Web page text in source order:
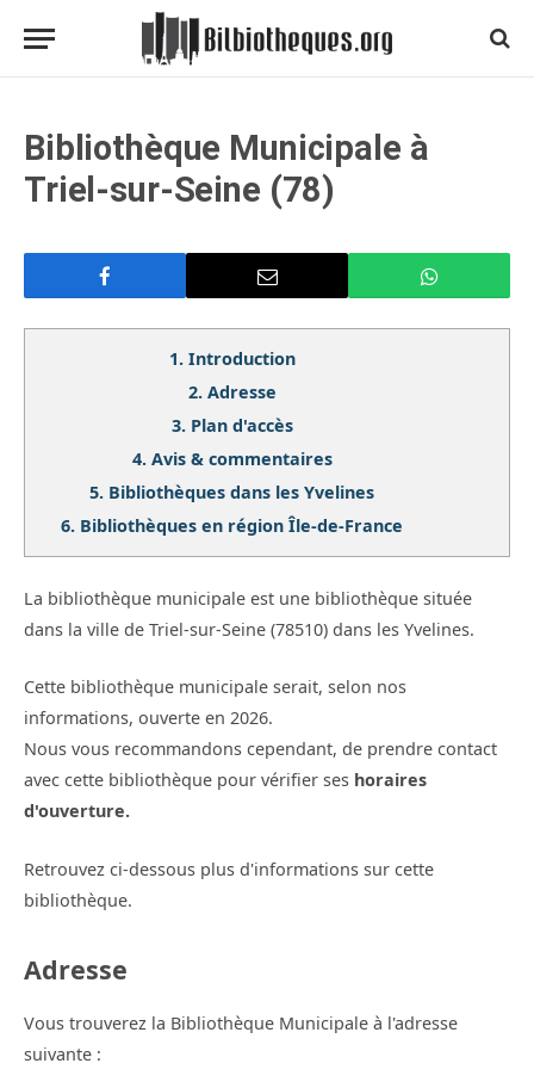
Bibliothèque Municipale à
Triel-sur-Seine (78)
1. Introduction
2. Adresse
3. Plan d'accès
4. Avis & commentaires
5. Bibliothèques dans les Yvelines
6. Bibliothèques en région Île-de-France
La bibliothèque municipale est une bibliothèque située
dans la ville de Triel-sur-Seine (78510) dans les Yvelines.
Cette bibliothèque municipale serait, selon nos
informations, ouverte en 2026.
Nous vous recommandons cependant, de prendre contact
avec cette bibliothèque pour vérifier ses horaires
d'ouverture.
Retrouvez ci-dessous plus d'informations sur cette
bibliothèque.
Adresse
Vous trouverez la Bibliothèque Municipale à l'adresse
suivante :